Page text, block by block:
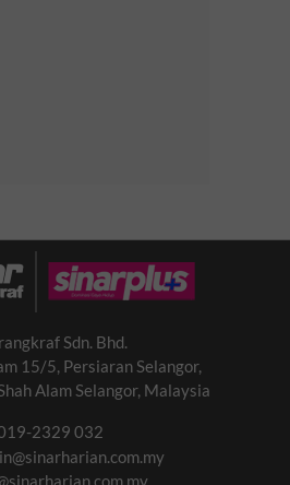
Sdn. Bhd.
15/5, Persiaran Selangor,
Alam Selangor, Malaysia
2329 032